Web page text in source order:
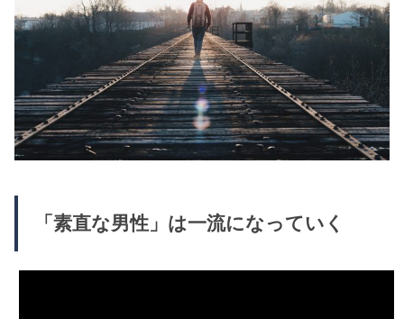
「素直な男性」は一流になっていく